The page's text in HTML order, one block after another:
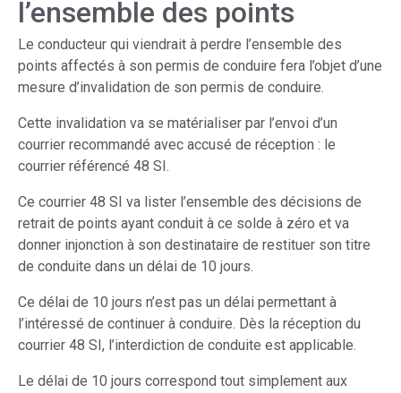
l’ensemble des points
Le conducteur qui viendrait à perdre l’ensemble des
points affectés à son permis de conduire fera l’objet d’une
mesure d’invalidation de son permis de conduire.
Cette invalidation va se matérialiser par l’envoi d’un
courrier recommandé avec accusé de réception : le
courrier référencé 48 SI.
Ce courrier 48 SI va lister l’ensemble des décisions de
retrait de points ayant conduit à ce solde à zéro et va
donner injonction à son destinataire de restituer son titre
de conduite dans un délai de 10 jours.
Ce délai de 10 jours n’est pas un délai permettant à
l’intéressé de continuer à conduire. Dès la réception du
courrier 48 SI, l’interdiction de conduite est applicable.
Le délai de 10 jours correspond tout simplement aux